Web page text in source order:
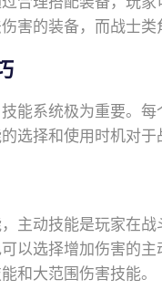
害的装备，而战士
能系统极为重要。
选择和使用时机对
主动技能是玩家在
以选择增加伤害的
和大范围伤害技能。